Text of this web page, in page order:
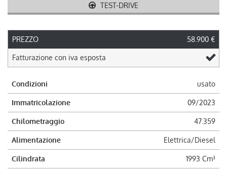
TEST-DRIVE
PREZZO 58.900 €
Fatturazione con iva esposta
Condizioni usato
Immatricolazione 09/2023
Chilometraggio 47.359
Alimentazione Elettrica/Diesel
Cilindrata 1993 Cm³